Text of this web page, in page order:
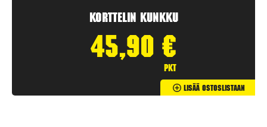
Korttelin kunkku
45,90 €
pkt
Lisää Ostoslistaan